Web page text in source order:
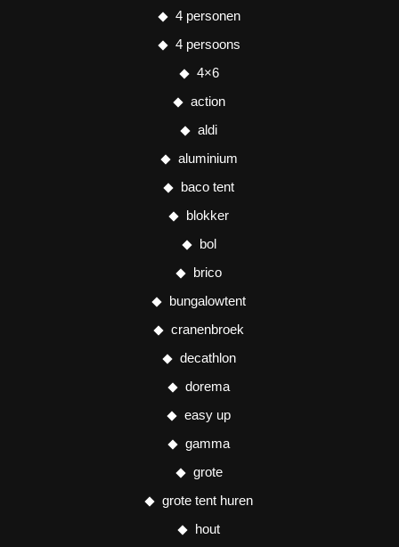
4 personen
4 persoons
4×6
action
aldi
aluminium
baco tent
blokker
bol
brico
bungalowtent
cranenbroek
decathlon
dorema
easy up
gamma
grote
grote tent huren
hout